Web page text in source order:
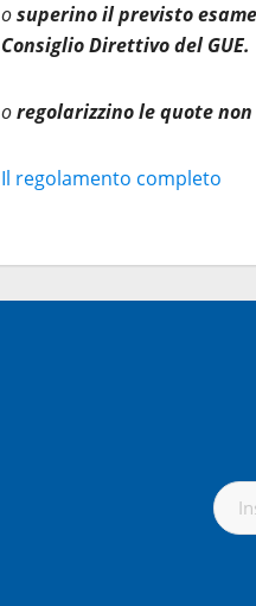
osuperino il previsto
Consiglio Direttivo del GUE.
oregolarizzino le quote non
Il regolamento completo